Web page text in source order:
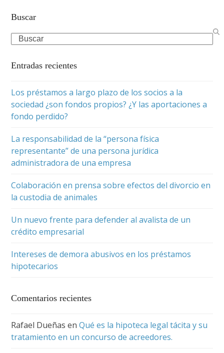
Buscar
Search
Entradas recientes
Los préstamos a largo plazo de los socios a la
sociedad ¿son fondos propios? ¿Y las aportaciones a
fondo perdido?
La responsabilidad de la “persona física
representante” de una persona jurídica
administradora de una empresa
Colaboración en prensa sobre efectos del divorcio en
la custodia de animales
Un nuevo frente para defender al avalista de un
crédito empresarial
Intereses de demora abusivos en los préstamos
hipotecarios
Comentarios recientes
Rafael Dueñas enQué es la hipoteca legal tácita y su
tratamiento en un concurso de acreedores.